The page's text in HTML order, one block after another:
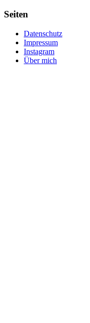
Seiten
Datenschutz
Impressum
Instagram
Über mich